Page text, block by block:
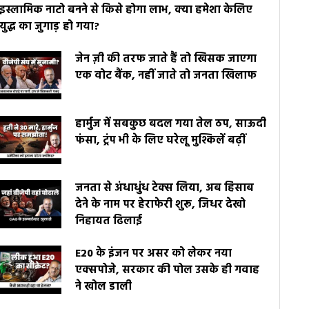
नाटो बनने से किसे होगा लाभ, क्या हमेशा केलिए
का जुगाड़ हो गया?
जेन ज़ी की तरफ जाते हैं तो खिसक जाएगा
एक वोट बैंक, नहीं जाते तो जनता खिलाफ
हार्मुज में सबकुछ बदल गया तेल ठप, साऊदी
फंसा, ट्रंप भी के लिए घरेलू मुश्किलें बढ़ीं
जनता से अंधाधुंध टेक्स लिया, अब हिसाब
देने के नाम पर हेराफेरी शुरू, जिधर देखो
निहायत ढिलाई
E20 के इंजन पर असर को लेकर नया
एक्सपोजे, सरकार की पोल उसके ही गवाह
ने खोल डाली